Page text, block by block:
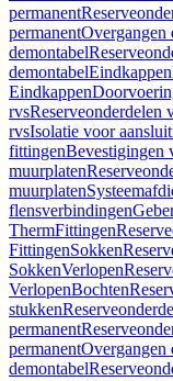
permanent
permanentOvergangen
demontabel
demontabelEindkappen
Eindkappen
rvsReserveonderdelen
rvsIsolatie voor
fittingenBevestigingen
muurplaten
muurplaten
flensverbindingen
ThermFittingen
FittingenSokken
SokkenVerlopen
VerlopenBochten
stukken
permanent
permanentOvergangen
demontabel